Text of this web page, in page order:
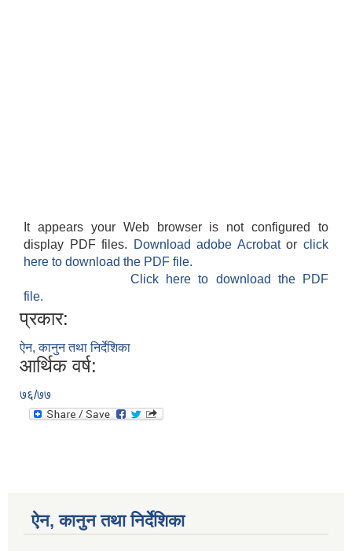
It appears your Web browser is not configured to
display PDF files.
Download adobe Acrobatorclick
here to download the PDF file.
Click here to download the PDF
file.
प्रकार:
ऐन, कानुन तथा निर्देशिका
आर्थिक वर्ष:
७६/७७
ऐन, कानुन तथा निर्देशिका